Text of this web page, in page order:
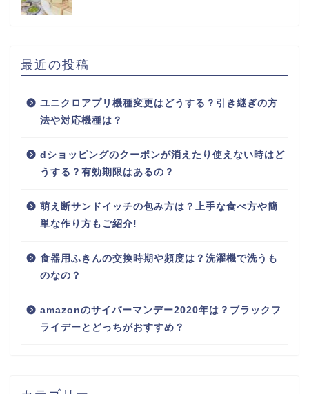
最近の投稿
ユニクロアプリ機種変更はどうする？引き継ぎの方
法や対応機種は？
dショッピングのクーポンが消えたり使えない時はど
うする？有効期限はあるの？
萌え断サンドイッチの包み方は？上手な食べ方や簡
単な作り方もご紹介!
食器用ふきんの交換時期や頻度は？洗濯機で洗うも
のなの？
amazonのサイバーマンデー2020年は？ブラックフ
ライデーとどっちがおすすめ？